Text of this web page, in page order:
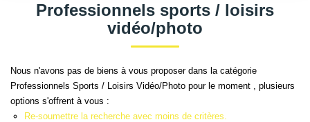
ESTIMER
FAIRE GÉRER
NOS AGENCES
Type de bien
Surface min
Créer une alerte
Professionnels sports / loisirs
vidéo/photo
Nous n'avons pas de biens à vous proposer dans la catégorie
Professionnels Sports / Loisirs Vidéo/Photo pour le moment , plusieurs
options s'offrent à vous :
Re-soumettre la recherche avec moins de critères.